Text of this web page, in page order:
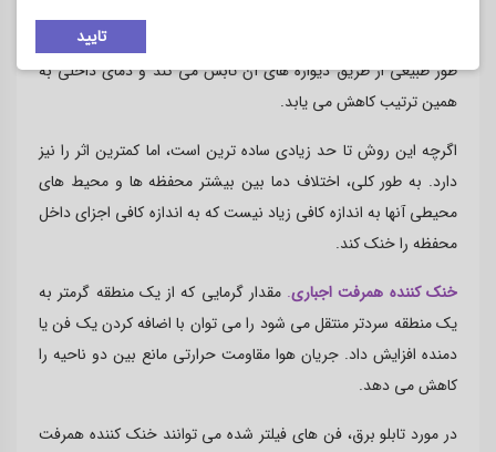
اطراف یک تابلو برق سردتر از دمای داخلی باشد. گرمای محفظه به
طور طبیعی از طریق دیواره های آن تابش می کند و دمای داخلی به
همین ترتیب کاهش می یابد.
اگرچه این روش تا حد زیادی ساده ترین است، اما کمترین اثر را نیز
دارد. به طور کلی، اختلاف دما بین بیشتر محفظه ها و محیط های
محیطی آنها به اندازه کافی زیاد نیست که به اندازه کافی اجزای داخل
محفظه را خنک کند.
خنک کننده همرفت اجباری. مقدار گرمایی که از یک منطقه گرمتر به
یک منطقه سردتر منتقل می شود را می توان با اضافه کردن یک فن یا
دمنده افزایش داد. جریان هوا مقاومت حرارتی مانع بین دو ناحیه را
کاهش می دهد.
در مورد تابلو برق، فن های فیلتر شده می توانند خنک کننده همرفت
تایید